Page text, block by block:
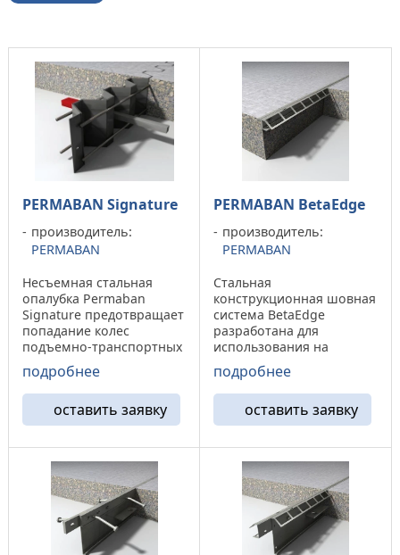
PERMABAN Signature
производитель:
PERMABAN
Несъемная стальная
опалубка Permaban
Signature предотвращает
попадание колес
подъемно-транспортных
средств между двумя
краями шва, тем самым
защищая его от
разрушения.
Преимущества:
Шестигранная форма
предотвращает
повреждения от
удара.Несъемная ...
подробнее
оставить заявку
PERMABAN BetaEdge
производитель:
PERMABAN
Стальная
конструкционная шовная
система BetaEdge
разработана для
использования на
деревянной опалубке и
стальных формовочных
элементах, используемых
при укладке
асфальтобетонного
дорожного полотна.
Обеспечивает защиту
швов,
предусматриваемых при
подробнее
оставить заявку